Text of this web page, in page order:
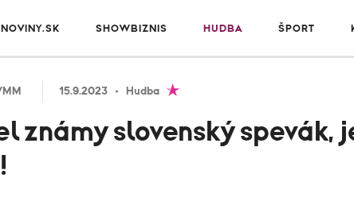
NOVINY.SK SHOWBIZNIS HUDBA ŠPORT
15.9.2023 Hudba
známy slovenský spevák,